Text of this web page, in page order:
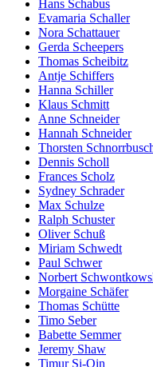
Hans Schabus
Evamaria Schaller
Nora Schattauer
Gerda Scheepers
Thomas Scheibitz
Antje Schiffers
Hanna Schiller
Klaus Schmitt
Anne Schneider
Hannah Schneider
Thorsten
Dennis Scholl
Frances Scholz
Sydney Schrader
Max Schulze
Ralph Schuster
Oliver Schuß
Miriam Schwedt
Paul Schwer
Norbert
Morgaine Schäfer
Thomas Schütte
Timo Seber
Babette Semmer
Jeremy Shaw
Timur Si-Qin